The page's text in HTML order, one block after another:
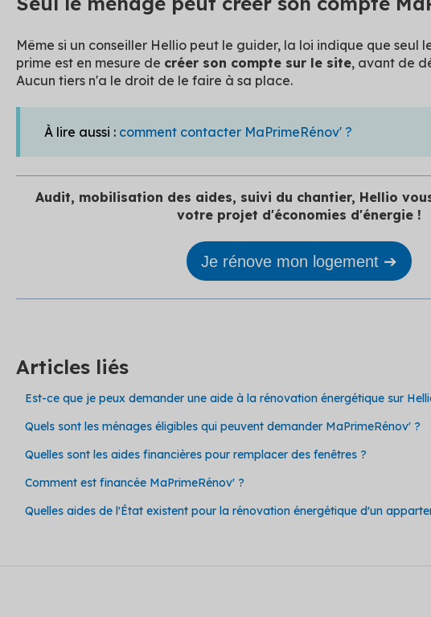
Même si un conseiller Hellio peut le guider, la loi indique que seul
prime est en mesure de créer son compte sur le site, avant de
Aucun tiers n'a le droit de le faire à sa place.
À lire aussi : comment contacter MaPrimeRénov' ?
Audit, mobilisation des aides, suivi du chantier, Hellio
votre projet d'économies d'énergie !
Je rénove mon logement ➔
Articles liés
Est-ce que je peux demander une aide à la rénovation énergétique sur
Quels sont les ménages éligibles qui peuvent demander MaPrimeRénov' ?
Quelles sont les aides financières pour remplacer des fenêtres ?
Comment est financée MaPrimeRénov' ?
Quelles aides de l'État existent pour la rénovation énergétique d'un